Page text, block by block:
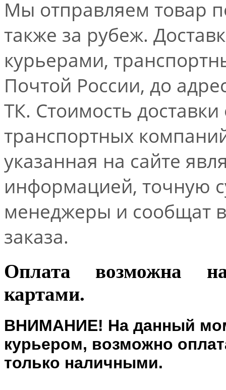
Мы отправляем товар
также за рубеж.
курьерами,
Почтой России, до
ТК. Стоимость
транспортных
указанная на сайте
информацией, точную
менеджеры и сообщат
заказа.
Оплата возможна
картами.
ВНИМАНИЕ! На данный
курьером, возможно
только наличными.